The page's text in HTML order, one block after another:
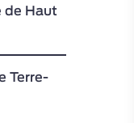
de Haut
Terre-